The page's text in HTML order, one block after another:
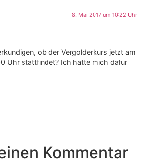
8. Mai 2017 um 10:22 Uhr
ob der Vergolderkurs jetzt am
Uhr stattfindet? Ich hatte mich dafür
Kommentar